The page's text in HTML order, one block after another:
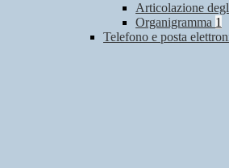
Articolazione
Organigramma 1
Telefono e posta